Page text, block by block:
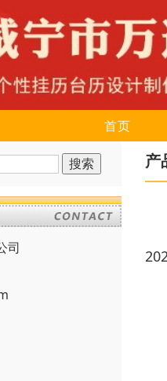
首页
司
产